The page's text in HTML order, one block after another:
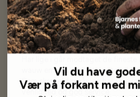
Har altid kun mødt god vejledning
wauw en god kvalitet og størrelse.
Som skrevet før når jeg har
venlighed og god service.
Vil du have
Vær på forkant med